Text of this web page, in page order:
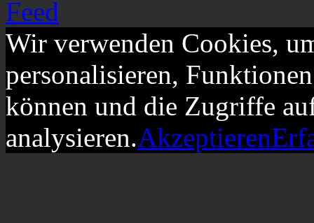
Wir verwenden Cookies,
personalisieren,
können und die Zugriffe
analysieren.Akzeptieren